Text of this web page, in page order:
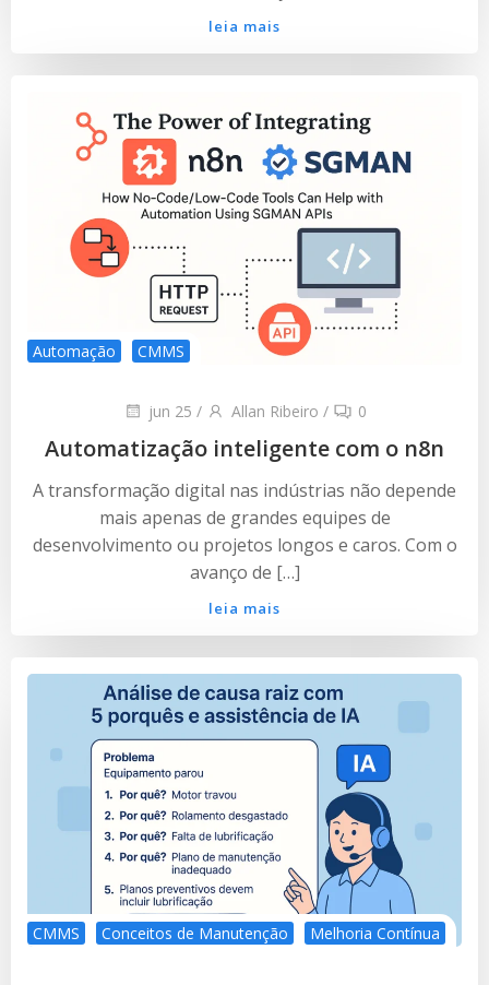
leia mais
Automação CMMS
jun 25 / Allan Ribeiro / 0
Automatização inteligente com o n8n
A transformação digital nas indústrias não depende
mais apenas de grandes equipes de
desenvolvimento ou projetos longos e caros. Com o
avanço de […]
leia mais
CMMS Conceitos de Manutenção Melhoria Contínua